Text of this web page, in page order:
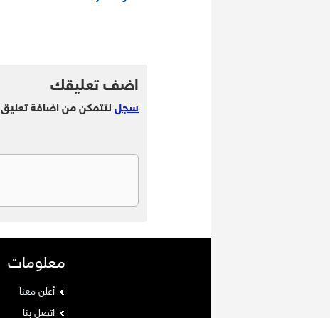
اضف تعليقك
سجل لتتمكن من اضافة تعليق
معلومات
أعلن معنا
اتصل بنا